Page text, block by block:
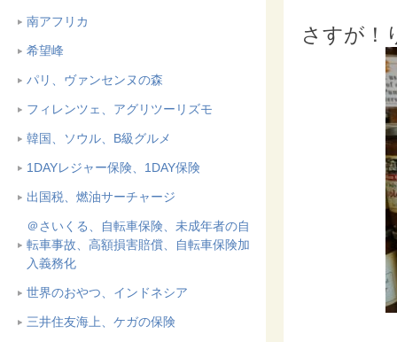
南アフリカ
希望峰
パリ、ヴァンセンヌの森
フィレンツェ、アグリツーリズモ
韓国、ソウル、B級グルメ
1DAYレジャー保険、1DAY保険
出国税、燃油サーチャージ
＠さいくる、自転車保険、未成年者の自
転車事故、高額損害賠償、自転車保険加
入義務化
世界のおやつ、インドネシア
三井住友海上、ケガの保険
さすが！